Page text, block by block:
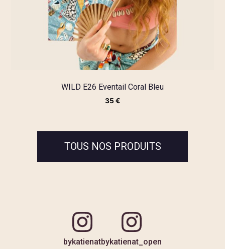
WILD E26 Eventail Coral Bleu
35€
TOUS NOS PRODUITS
bykatienatbykatienat_open